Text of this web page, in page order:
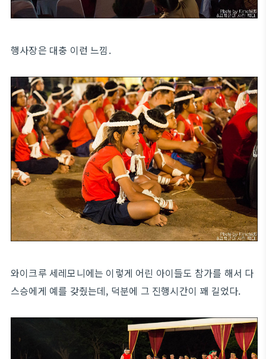
행사장은 대충 이런 느낌.
와이크루 세레모니에는 이렇게 어린 아이들도 참가를 해서 다
스승에게 예를 갖췄는데, 덕분에 그 진행시간이 꽤 길었다.